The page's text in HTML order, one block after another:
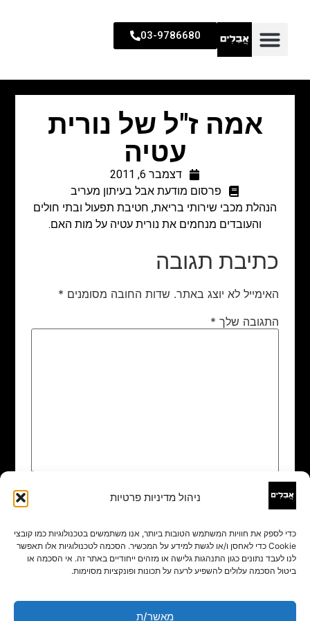
ניהול מדיניות פרטיות
כדי לספק את חוויות המשתמש הטובות ביותר, אנו משתמשים בטכנולוגיות כמו קובצי
Cookie כדי לאחסן ו/או לגשת למידע על המכשיר. הסכמה לטכנולוגיות אלו תאפשר
לנו לעבד נתונים כגון התנהגות גלישה או מזהים ייחודיים באתר זה. אי הסכמה או
ביטול הסכמה עלולים להשפיע לרעה על תכונות ופונקציות מסוימות.
מאשר/ת
03-9786680
אמה ז"ל של נורית
עטיה
דצמבר 6, 2011
פרסום מודעת אבל בעיתון מעריב
הנהלת מכבי שירותי בריאת, חטיבת תפעול ובתי חולים
והעובדים מנחמים את נורית עטיה על מות האם.
כתיבת תגובה
האימייל לא יוצג באתר. שדות החובה מסומנים *
התגובה שלך *
שם
אימייל*